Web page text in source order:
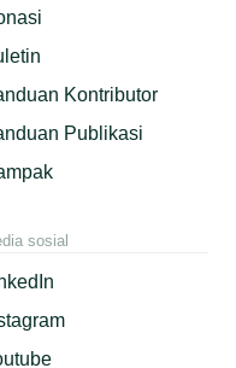
Kontributor
Publikasi
sosial